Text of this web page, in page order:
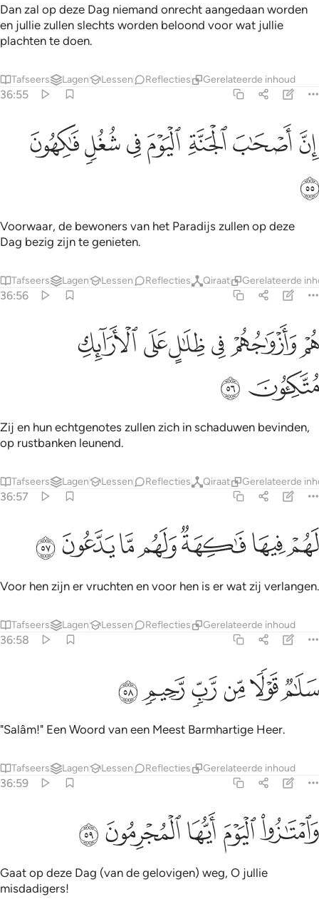
Dan zal op deze Dag niemand onrecht aangedaan worden
en jullie zullen slechts worden beloond voor wat jullie
plachten te doen.
Tafseers Lagen Lessen Reflecties Gerelateerde inhoud
36:55
ان اصحاب الجنة اليوم في شغل فاكهون ٥٥
إِنَّ أَصْحَـٰبَ ٱلْجَنَّةِ ٱلْيَوْمَ فِى شُغُلٍۢ فَـٰكِهُونَ ٥٥
ﱁﱂﱃﱄﱅﱆﱇ
ﱈ
Voorwaar, de bewoners van het Paradijs zullen op deze
Dag bezig zijn te genieten.
Tafseers Lagen Lessen Reflecties Qiraat Gerelateerde
36:56
هم وازواجهم في ظلال على الارايك متكيون ٥٦
هُمْ وَأَزْوَٰجُهُمْ فِى ظِلَـٰلٍ عَلَى ٱلْأَرَآئِكِ مُتَّكِـُٔونَ ٥٦
ﱉﱊﱋﱌﱍﱎ
ﱏ ﱐ
Zij en hun echtgenotes zullen zich in schaduwen bevinden,
op rustbanken leunend.
Tafseers Lagen Lessen Reflecties Qiraat Gerelateerde
36:57
لهم فيها فاكهة ولهم ما يدعون ٥٧
لَهُمْ فِيهَا فَـٰكِهَةٌۭ وَلَهُم مَّا يَدَّعُونَ ٥٧
ﱑﱒﱓﱔﱕﱖﱗ
Voor hen zijn er vruchten en voor hen is er wat zij verlangen.
Tafseers Lagen Lessen Reflecties Gerelateerde inhoud
36:58
سلام قولا من رب رحيم ٥٨
سَلَـٰمٌۭ قَوْلًۭا مِّن رَّبٍّۢ رَّحِيمٍۢ ٥٨
ﱘﱙﱚﱛﱜﱝ
"Salâm!" Een Woord van een Meest Barmhartige Heer.
Tafseers Lagen Lessen Reflecties Gerelateerde inhoud
36:59
وامتازوا اليوم ايها المجرمون ٥٩
وَٱمْتَـٰزُوا۟ ٱلْيَوْمَ أَيُّهَا ٱلْمُجْرِمُونَ ٥٩
ﱞﱟﱠﱡﱢ
Gaat op deze Dag (van de gelovigen) weg, O jullie
misdadigers!